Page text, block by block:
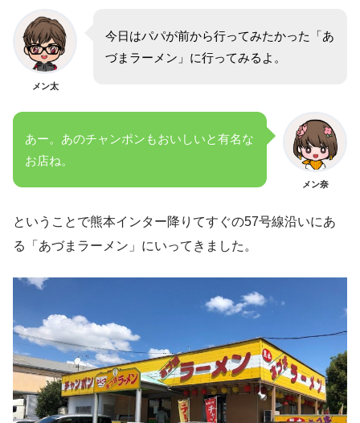
メン太
今日はパパが前から行ってみたかった「あ
づまラーメン」に行ってみるよ。
あー。あのチャンポンもおいしいと有名な
お店ね。
メン奈
ということで熊本インター降りてすぐの57号線沿いにあ
る「あづまラーメン」にいってきました。